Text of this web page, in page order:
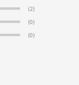
(2)
(0)
(0)